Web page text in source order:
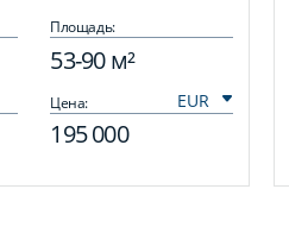
Площадь:
53-90 м²
Цена:
195 000